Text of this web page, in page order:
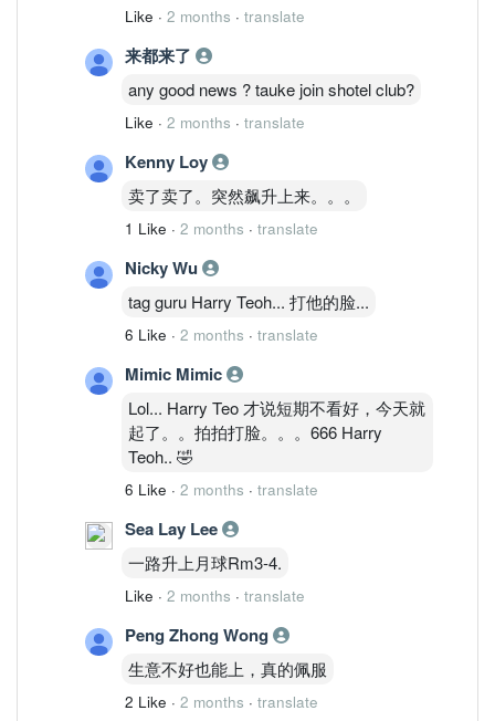
Like · 2 months · translate
来都来了
any good news ? tauke join shotel club?
Like · 2 months · translate
Kenny Loy
卖了卖了。突然飙升上来。。。
1 Like · 2 months · translate
Nicky Wu
tag guru Harry Teoh... 打他的脸...
6 Like · 2 months · translate
Mimic Mimic
Lol... Harry Teo 才说短期不看好，今天就
起了。。拍拍打脸。。。666 Harry
Teoh.. 🤣
6 Like · 2 months · translate
Sea Lay Lee
一路升上月球Rm3-4.
Like · 2 months · translate
Peng Zhong Wong
生意不好也能上，真的佩服
2 Like · 2 months · translate